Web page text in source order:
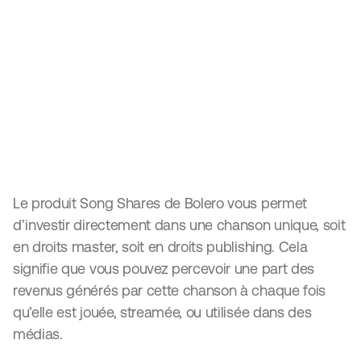
Le produit Song Shares de Bolero vous permet
d’investir directement dans une chanson unique, soit
en droits master, soit en droits publishing. Cela
signifie que vous pouvez percevoir une part des
revenus générés par cette chanson à chaque fois
qu’elle est jouée, streamée, ou utilisée dans des
médias.